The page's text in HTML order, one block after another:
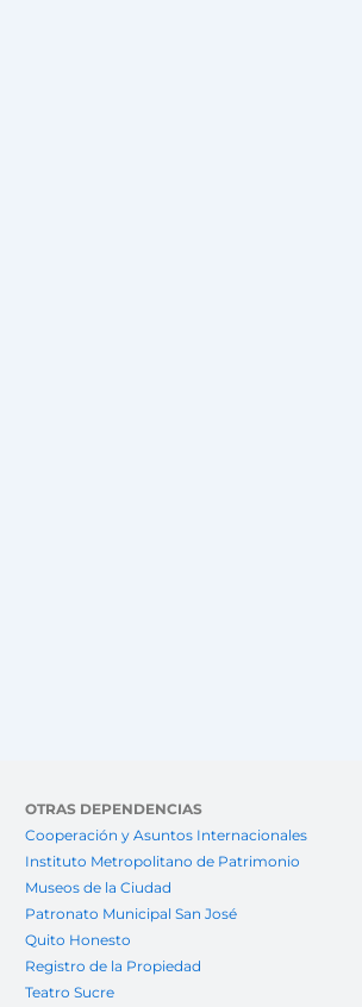
OTRAS DEPENDENCIAS
Cooperación y Asuntos Internacionales
Instituto Metropolitano de Patrimonio
Museos de la Ciudad
Patronato Municipal San José
Quito Honesto
Registro de la Propiedad
Teatro Sucre